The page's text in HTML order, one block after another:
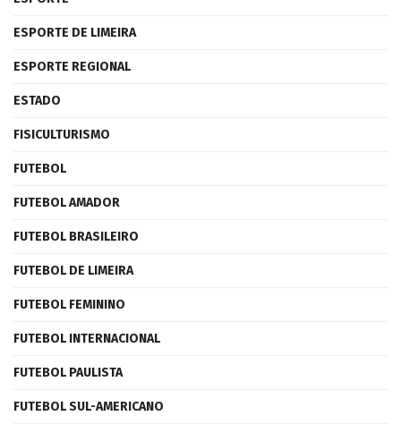
ESPORTE DE LIMEIRA
ESPORTE REGIONAL
ESTADO
FISICULTURISMO
FUTEBOL
FUTEBOL AMADOR
FUTEBOL BRASILEIRO
FUTEBOL DE LIMEIRA
FUTEBOL FEMININO
FUTEBOL INTERNACIONAL
FUTEBOL PAULISTA
FUTEBOL SUL-AMERICANO